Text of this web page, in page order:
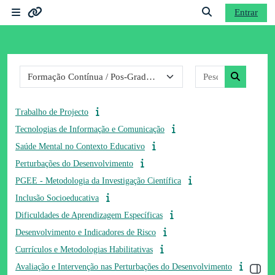
Ir para o conteúdo principal
Ligações
Moodle community
Moodle.com
Alternar a
Entrar
Abrir
Pesquisar
Pesquisar
Trabalho de Projecto
Tecnologias de Informação e Comunicação
Saúde Mental no Contexto Educativo
Perturbações do Desenvolvimento
PGEE - Metodologia da Investigação Científica
Inclusão Socioeducativa
Dificuldades de Aprendizagem Específicas
Desenvolvimento e Indicadores de Risco
Currículos e Metodologias Habilitativas
Avaliação e Intervenção nas Perturbações do Desenvolvimento